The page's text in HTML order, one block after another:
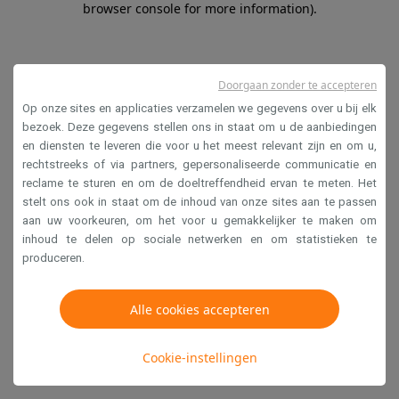
browser console for more information).
Op onze sites en applicaties verzamelen we gegevens over u bij elk
bezoek. Deze gegevens stellen ons in staat om u de aanbiedingen
en diensten te leveren die voor u het meest relevant zijn en om u,
rechtstreeks of via partners, gepersonaliseerde communicatie en
reclame te sturen en om de doeltreffendheid ervan te meten. Het
stelt ons ook in staat om de inhoud van onze sites aan te passen
aan uw voorkeuren, om het voor u gemakkelijker te maken om
inhoud te delen op sociale netwerken en om statistieken te
produceren.
Alle cookies accepteren
Cookie-instellingen
Doorgaan zonder te accepteren